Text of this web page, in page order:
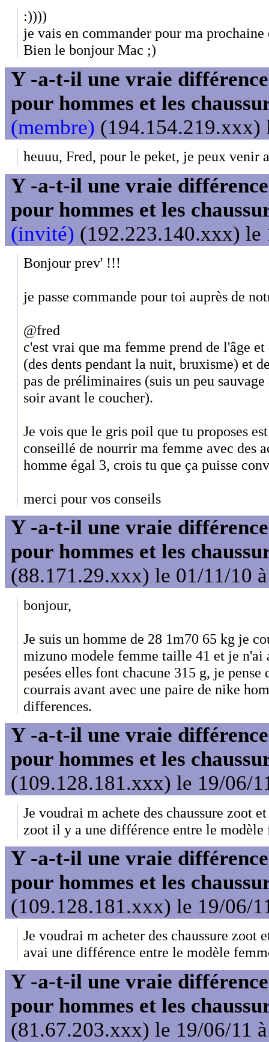
:))))
je vais en commander pour ma prochaine
Bien le bonjour Mac ;)
Y -a-t-il une vraie
pour hommes et les
(membre) (194.154.219.xxx)
heuuu, Fred, pour le peket, je peux venir
Y -a-t-il une vraie
pour hommes et les
(invité) (192.223.140.xxx) le
Bonjour prev' !!!
je passe commande pour toi auprès de
@fred
c'est vrai que ma femme prend de l'âge
(des dents pendant la nuit, bruxisme) et
pas de préliminaires (suis un peu
soir avant le coucher).
Je vois que le gris poil que tu proposes
conseillé de nourrir ma femme avec des
homme égal 3, crois tu que ça puisse
merci pour vos conseils
Y -a-t-il une vraie
pour hommes et les
(88.171.29.xxx) le 01/11/10
bonjour,
Je suis un homme de 28 1m70 65 kg je
mizuno modele femme taille 41 et je n'ai
pesées elles font chacune 315 g, je
courrais avant avec une paire de nike
differences.
Y -a-t-il une vraie
pour hommes et les
(109.128.181.xxx) le 19/06/
Je voudrai m achete des chaussure zoot
zoot il y a une différence entre le modèle
Y -a-t-il une vraie
pour hommes et les
(109.128.181.xxx) le 19/06/
Je voudrai m acheter des chaussure
avai une différence entre le modèle
Y -a-t-il une vraie
pour hommes et les
(81.67.203.xxx) le 19/06/11